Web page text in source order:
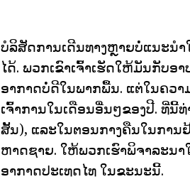
ບໍລິສັດການເດີນທາງຫຼາຍບໍ່ແນະນໍາ
ໄດ້. ພວກເຂົາເຈົ້າເຮັດໃຫ້ມັນກັບ
ອາກາດບໍ່ດີໃນພາກພື້ນ. ແຕ່ໃນຄວ
ເຈົ້າການໃນເດືອນອື່ນໆຂອງປີ. ທີ່
ສັ້ນ), ແລະໃນຕອນກາງຄືນໃນກາ
ຫາດຊາຍ. ໃຫ້ພວກເຮົາພິຈາລະນ
ອາກາດປະເທດໄທ ໃນຂະນະນີ້.